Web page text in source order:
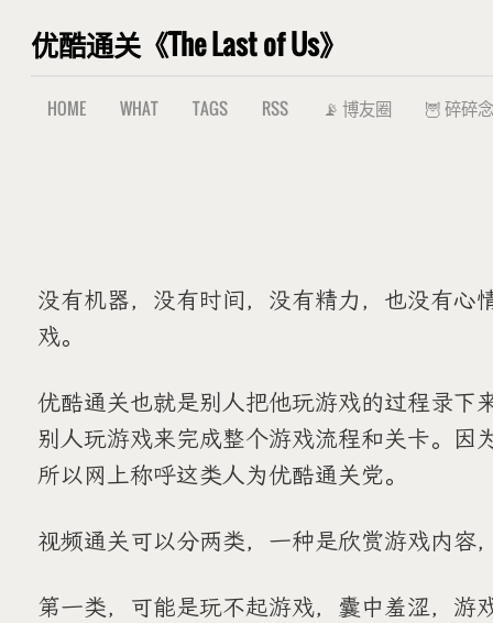
优酷通关《The Last of Us》
HOME WHAT TAGS RSS 📡 博友圈 🦉 碎碎
没有机器，没有时间，没有精力，也没有心
戏。
优酷通关也就是别人把他玩游戏的过程录下
别人玩游戏来完成整个游戏流程和关卡。因
所以网上称呼这类人为优酷通关党。
视频通关可以分两类，一种是欣赏游戏内容
第一类，可能是玩不起游戏，囊中羞涩，游